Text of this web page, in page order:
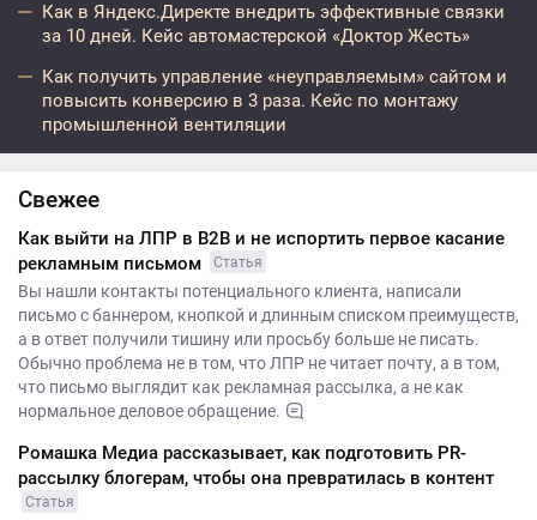
Как в Яндекс.Директе внедрить эффективные связки
за 10 дней. Кейс автомастерской «Доктор Жесть»
Как получить управление «неуправляемым» сайтом и
повысить конверсию в 3 раза. Кейс по монтажу
промышленной вентиляции
Свежее
Как выйти на ЛПР в B2B и не испортить первое касание
рекламным письмом
Статья
Вы нашли контакты потенциального клиента, написали
письмо с баннером, кнопкой и длинным списком преимуществ,
а в ответ получили тишину или просьбу больше не писать.
Обычно проблема не в том, что ЛПР не читает почту, а в том,
что письмо выглядит как рекламная рассылка, а не как
нормальное деловое обращение.
Ромашка Медиа рассказывает, как подготовить PR-
рассылку блогерам, чтобы она превратилась в контент
Статья